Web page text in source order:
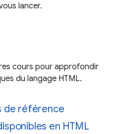
lancer.
cours pour approfondir
du langage HTML.
de référence
en HTML